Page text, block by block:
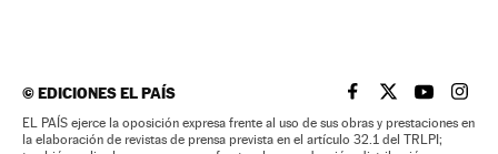
©EDICIONES EL PAÍS EL PAÍS BRASIL EN
EL PAÍSEL PAÍS
EL
EL PAÍS ejerce la oposición expresa frente al uso de sus obras y prestaciones en
la elaboración de revistas de prensa prevista en el artículo 32.1 del TRLPI;